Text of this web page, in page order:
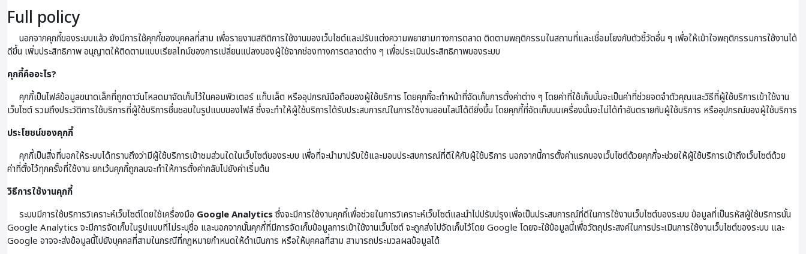
Full policy
นอกจากคุกกี้ของระบบแล้ว ยังมีการใช้คุกกี้ของบุคคลที่สาม เพื่อรายงานสถิติการใช้งานของเว็บไซต์และปรับแต่งความพยายามทางการตลาด ติดตามพฤติกรรมในสถานที่และเชื่อมโยงกับตัวชี้วัดอื่น ๆ เพื่อให้เข้าใจพฤติกรรมการใช้งานได้
ดีขึ้น เพิ่มประสิทธิภาพ อนุญาตให้ติดตามแบบเรียลไทม์ของการเปลี่ยนแปลงของผู้ใช้จากช่องทางการตลาดต่าง ๆ เพื่อประเมินประสิทธิภาพของระบบ
คุกกี้คืออะไร?
คุกกี้เป็นไฟล์ข้อมูลขนาดเล็กที่ถูกดาว์นโหลดมาจัดเก็บไว้ในคอมพิวเตอร์ แท็บเล็ต หรืออุปกรณ์มือถือของผู้ใช้บริการ โดยคุกกี้จะทำหน้าที่จัดเก็บการตั้งค่าต่าง ๆ โดยค่าที่ใช้เก็บนั้นจะเป็นค่าที่ช่วยจดจำตัวคุณและวิธีที่ผู้ใช้บริการเข้าใช้งาน
เว็บไซต์ รวมถึงประวัติการใช้บริการที่ผู้ใช้บริการชื่นชอบในรูปแบบของไฟล์ ซึ่งจะทำให้ผู้ใช้บริการได้รับประสบการณ์ในการใช้งานออนไลน์ได้ดียิ่งขึ้น โดยคุกกี้ที่จัดเก็บบนเครื่องนั้นจะไม่ได้ทำอันตรายกับผู้ใช้บริการ หรืออุปกรณ์ของผู้ใช้บริการ
ประโยชน์ของคุกกี้
คุกกี้เป็นสิ่งที่บอกให้ระบบได้ทราบถึงว่ามีผู้ใช้บริการเข้าชมส่วนใดในเว็บไซต์ของระบบ เพื่อที่จะนำมาปรับใช้และมอบประสบการณ์ที่ดีให้กับผู้ใช้บริการ นอกจากนี้การตั้งค่าแรกของเว็บไซต์ด้วยคุกกี้จะช่วยให้ผู้ใช้บริการเข้าถึงเว็บไซต์ด้วย
ค่าที่ตั้งไว้ทุกครั้งที่ใช้งาน ยกเว้นคุกกี้ถูกลบจะทำให้การตั้งค่ากลับไปยังค่าเริ่มต้น
วิธีการใช้งานคุกกี้
ระบบมีการใช้บริการวิเคราะห์เว็บไซต์โดยใช้เครื่องมือ Google Analytics ซึ่งจะมีการใช้งานคุกกี้เพื่อช่วยในการวิเคราะห์เว็บไซต์และนำไปปรับปรุงเพื่อเป็นประสบการณ์ที่ดีในการใช้งานเว็บไซต์ของระบบ ข้อมูลที่เป็นรหัสผู้ใช้บริการนั้น
Google Analytics จะมีการจัดเก็บในรูปแบบที่ไม่ระบุชื่อ และนอกจากนั้นคุกกี้ที่มีการจัดเก็บข้อมูลการเข้าใช้งานเว็บไซต์ จะถูกส่งไปจัดเก็บไว้โดย Google โดยจะใช้ข้อมูลนี้เพื่อวัตถุประสงค์ในการประเมินการใช้งานเว็บไซต์ของระบบ และ
Google อาจจะส่งข้อมูลนี้ไปยังบุคคลที่สามในกรณีที่กฏหมายกำหนดให้ดำเนินการ หรือให้บุคคลที่สาม สามารถประมวลผลข้อมูลได้